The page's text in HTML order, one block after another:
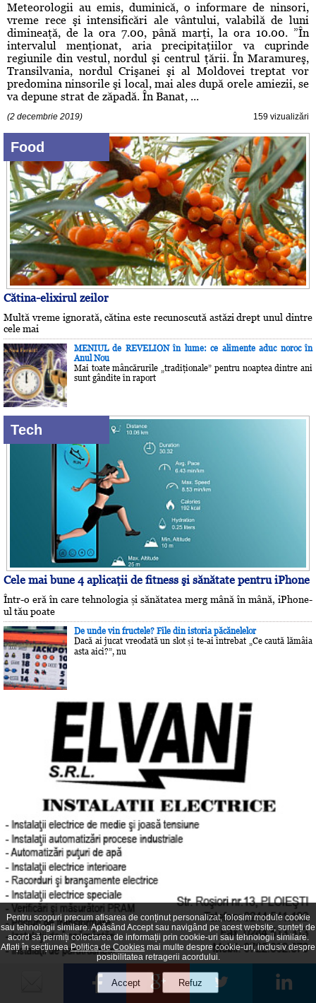
Meteorologii au emis, duminică, o informare de ninsori,
vreme rece şi intensificări ale vântului, valabilă de luni
dimineaţă, de la ora 7.00, până marţi, la ora 10.00. ”În
intervalul menţionat, aria precipitaţiilor va cuprinde
regiunile din vestul, nordul şi centrul ţării. În Maramureş,
Transilvania, nordul Crişanei şi al Moldovei treptat vor
predomina ninsorile şi local, mai ales după orele amiezii, se
va depune strat de zăpadă. În Banat, ...
(2 decembrie 2019) 159 vizualizări
Food
Cătina-elixirul zeilor
Multă vreme ignorată, cătina este recunoscută astăzi drept unul dintre
cele mai
MENIUL de REVELION în lume: ce alimente aduc noroc în
Anul Nou
Mai toate mâncărurile „tradiţionale” pentru noaptea dintre ani
sunt gândite în raport
Tech
Cele mai bune 4 aplicaţii de fitness şi sănătate pentru iPhone
Într-o eră în care tehnologia și sănătatea merg mână în mână, iPhone-
ul tău poate
De unde vin fructele? File din istoria păcănelelor
Dacă ai jucat vreodată un slot și te-ai întrebat „Ce caută lămâia
asta aici?”, nu
Bancul zilei
Pentru scopuri precum afișarea de conținut personalizat, folosim module cookie
sau tehnologii similare. Apăsând Accept sau navigând pe acest website, sunteți de
acord să permiți colectarea de informații prin cookie-uri sau tehnologii similare.
Aflați în secțiuneaPolitica de Cookies mai multe despre cookie-uri, inclusiv despre
posibilitatea retragerii acordului.